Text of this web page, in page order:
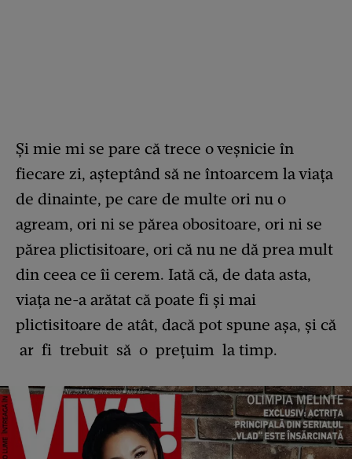
Şi mie mi se pare că trece o veşnicie în
fiecare zi, aşteptând să ne întoarcem la viața
de dinainte, pe care de multe ori nu o
agream, ori ni se părea obositoare, ori ni se
părea plictisitoare, ori că nu ne dă prea mult
din ceea ce îi cerem. Iată că, de data asta,
viața ne-a arătat că poate fi şi mai
plictisitoare de atât, dacă pot spune aşa, şi că
ar fi trebuit să o prețuim la timp.